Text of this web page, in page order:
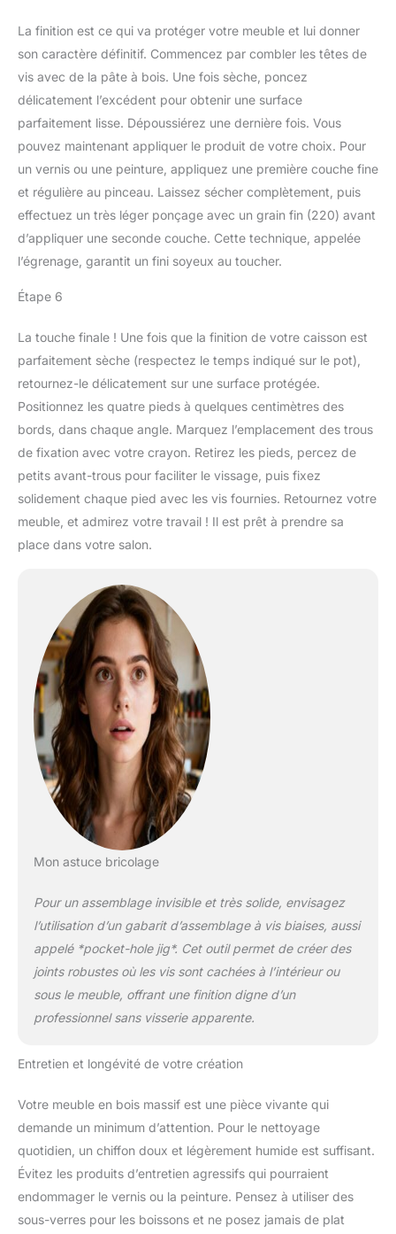
La finition est ce qui va protéger votre meuble et lui donner
son caractère définitif. Commencez par combler les têtes de
vis avec de la pâte à bois. Une fois sèche, poncez
délicatement l’excédent pour obtenir une surface
parfaitement lisse. Dépoussiérez une dernière fois. Vous
pouvez maintenant appliquer le produit de votre choix. Pour
un vernis ou une peinture, appliquez une première couche fine
et régulière au pinceau. Laissez sécher complètement, puis
effectuez un très léger ponçage avec un grain fin (220) avant
d’appliquer une seconde couche. Cette technique, appelée
l’égrenage, garantit un fini soyeux au toucher.
Étape 6
La touche finale ! Une fois que la finition de votre caisson est
parfaitement sèche (respectez le temps indiqué sur le pot),
retournez-le délicatement sur une surface protégée.
Positionnez les quatre pieds à quelques centimètres des
bords, dans chaque angle. Marquez l’emplacement des trous
de fixation avec votre crayon. Retirez les pieds, percez de
petits avant-trous pour faciliter le vissage, puis fixez
solidement chaque pied avec les vis fournies. Retournez votre
meuble, et admirez votre travail ! Il est prêt à prendre sa
place dans votre salon.
Mon astuce bricolage
Pour un assemblage invisible et très solide, envisagez
l’utilisation d’un gabarit d’assemblage à vis biaises, aussi
appelé *pocket-hole jig*. Cet outil permet de créer des
joints robustes où les vis sont cachées à l’intérieur ou
sous le meuble, offrant une finition digne d’un
professionnel sans visserie apparente.
Entretien et longévité de votre création
Votre meuble en bois massif est une pièce vivante qui
demande un minimum d’attention. Pour le nettoyage
quotidien, un chiffon doux et légèrement humide est suffisant.
Évitez les produits d’entretien agressifs qui pourraient
endommager le vernis ou la peinture. Pensez à utiliser des
sous-verres pour les boissons et ne posez jamais de plat